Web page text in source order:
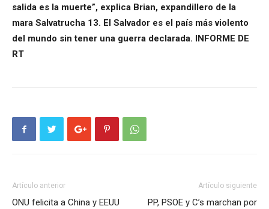
salida es la muerte”, explica Brian, expandillero de la
mara Salvatrucha 13. El Salvador es el país más violento
del mundo sin tener una guerra declarada. INFORME DE
RT
Artículo anterior
ONU felicita a China y EEUU
Artículo siguiente
PP, PSOE y C’s marchan por